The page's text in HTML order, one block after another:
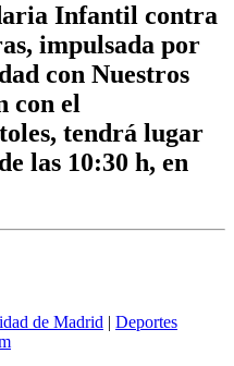
Infantil contra
impulsada por
con Nuestros
con el
tendrá lugar
las 10:30 h, en
de Madrid | Deportes